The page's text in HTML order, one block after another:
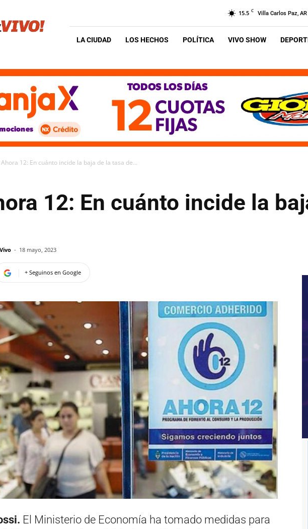
15.5 C Villa Carlos Paz, AR
LA CIUDAD LOS HECHOS POLÍTICA VIVO SHOW
Ahora 12: En cuánto incide la baja de la tasa de...
12: En cuánto incide la
- 18 mayo, 2023
+ Seguinos en Google
El Ministerio de Economía ha tomado medidas para